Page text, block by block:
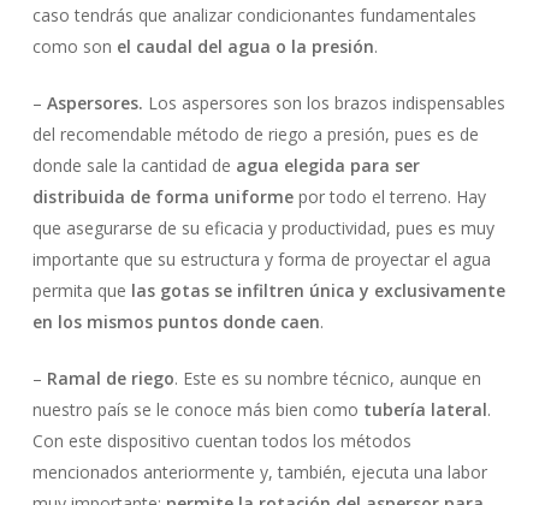
caso tendrás que analizar condicionantes fundamentales
como son el caudal del agua o la presión.
– Aspersores. Los aspersores son los brazos indispensables
del recomendable método de riego a presión, pues es de
donde sale la cantidad de agua elegida para ser
distribuida de forma uniformepor todo el terreno. Hay
que asegurarse de su eficacia y productividad, pues es muy
importante que su estructura y forma de proyectar el agua
permita que las gotas se infiltren única y exclusivamente
en los mismos puntos donde caen.
– Ramal de riego. Este es su nombre técnico, aunque en
nuestro país se le conoce más bien como tubería lateral.
Con este dispositivo cuentan todos los métodos
mencionados anteriormente y, también, ejecuta una labor